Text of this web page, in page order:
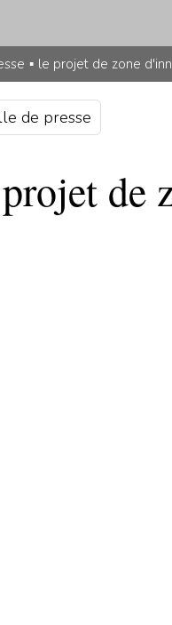
▪ le projet de zone
de presse
de